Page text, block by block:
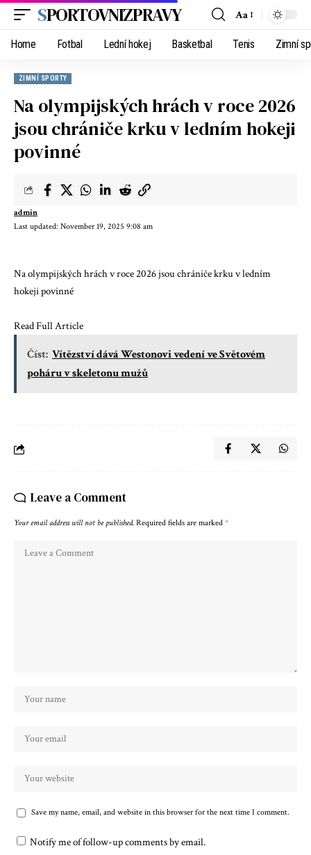
SPORTOVNIZPRAVY Aa
Home Fotbal Lední hokej Basketbal Tenis Zimní
ZIMNÍ SPORTY
Na olympijských hrách v roce 2026
jsou chrániče krku v ledním hokeji
povinné
Last updated: November 19, 2025 9:08 am
admin
Na olympijských hrách v roce 2026 jsou chrániče krku v ledním
hokeji povinné
Read Full Article
Číst: Vítězství dává Westonovi vedení ve Světovém
poháru v skeletonu mužů
Leave a Comment
Your email address will not be published. Required fields are marked *
Save my name, email, and website in this browser for the next time I comment.
Notify me of follow-up comments by email.